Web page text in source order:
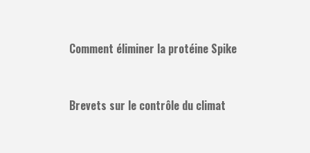
Comment éliminer la protéine Spike
Brevets sur le contrôle du climat